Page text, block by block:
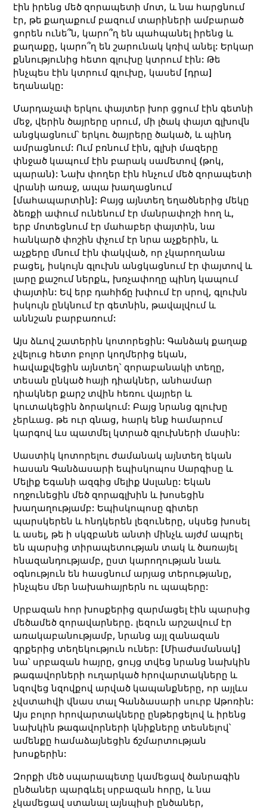
էին իրենց մեծ զորապետի մոտ, և նա հարցնում
էր, թե քաղաքում բազում տարիների ամբարած
ցորեն ունե՞ն, կարո՞ղ են պահպանել իրենց և
քաղաքը, կարո՞ղ են շարունակ կռիվ անել: Երկար
քննությունից հետո գլուխը կտրում էին: Թե
ինչպես էին կտրում գլուխը, կասեմ [դրա]
եղանակը:
Մարդաչափ երկու փայտեր խոր ցցում էին գետնի
մեջ, վերին ծայրերը սրում, մի լծակ փայտ գլխովն
անցկացնում՝ երկու ծայրերը ծակած, և պինդ
ամրացնում: Ում բռնում էին, գլխի մազերը
փնջած կապում էին բարակ սամետով (թոկ,
պարան): Նախ փողեր էին հնչում մեծ զորապետի
վրանի առաջ, ապա խաղացնում
[մահապարտին]: Բայց այնտեղ եղածներից մեկը
ձեռքի ափում ունենում էր մանրափոշի հող և,
երբ մոտեցնում էր մահաբեր փայտին, նա
հանկարծ փոշին փչում էր նրա աչքերին, և
աչքերը մնում էին փակված, որ չկարողանա
բացել, իսկույն գլուխն անցկացնում էր փայտով և
լարը քաշում ներքև, խռչափողը պինդ կապում
փայտին: Եվ երբ դահիճը խփում էր սրով, գլուխն
իսկույն ընկնում էր գետնին, թավալվում և
աննշան բարբառում:
Այս ձևով շատերին կոտորեցին: Գանձակ քաղաք
չվելուց հետո բոլոր կողմերից եկան,
հավաքվեցին այնտեղ՝ զորաբանակի տեղը,
տեսան ընկած հայի դիակներ, անհամար
դիակներ քարշ տվին հեռու վայրեր և
կուտակեցին ձորակում: Բայց նրանց գլուխը
չերևաց. թե ուր գնաց, հարկ ենք համարում
կարգով ևս պատմել կտրած գլուխների մասին:
Սաստիկ կոտորելու ժամանակ այնտեղ եկան
հասան Գանձասարի եպիսկոպոս Սարգիսը և
Մելիք Եգանի ազգից մելիք Ասլանը: Եկան
ողջունեցին մեծ զորագլխին և խոսեցին
խաղաղությամբ: Եպիսկոպոսը գիտեր
պարսկերեն և հնդկերեն լեզուները, սկսեց խոսել
և ասել, թե ի սկզբանե անտի մինչև այժմ ապրել
են պարսից տիրապետության տակ և ծառայել
հնազանդությամբ, ըստ կարողության նաև
օգնություն են հասցնում արյաց տերությանը,
ինչպես մեր նախահայրերն ու պապերը:
Սրբազան հոր խոսքերից զարմացել էին պարսից
մեծամեծ զորավարները. լեզուն արշավում էր
առակաբանությամբ, նրանց այլ զանազան
գրքերից տեղեկություն ուներ: [Միաժամանակ]
նա՝ սրբազան հայրը, ցույց տվեց նրանց նախկին
թագավորների ուղարկած հրովարտակները և
նզովեց նզովքով արված կապանքները, որ այլևս
չվստահվի վնաս տալ Գանձասարի սուրբ Աթոռին:
Այս բոլոր հրովարտակները ընթերցելով և իրենց
նախկին թագավորների կնիքները տեսնելով՝
ամենքը համաձայնեցին ճշմարտության
խոսքերին:
Զորքի մեծ սպարապետը կամեցավ ծանրագին
ընծաներ պարգևել սրբազան հորը, և նա
չկամեցավ ստանալ այնպիսի ընծաներ,